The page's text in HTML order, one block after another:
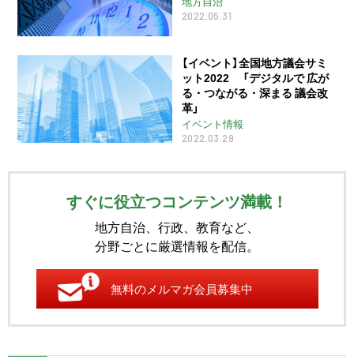
2022.05.31
【イベント】全国地方議会サミ
ット2022 「デジタルで 広が
る・つながる・深まる 議会改
革」
イベント情報
2022.03.29
すぐに役立つコンテンツ満載！
地方自治、行政、教育など、
分野ごとに厳選情報を配信。
無料のメルマガ会員募集中